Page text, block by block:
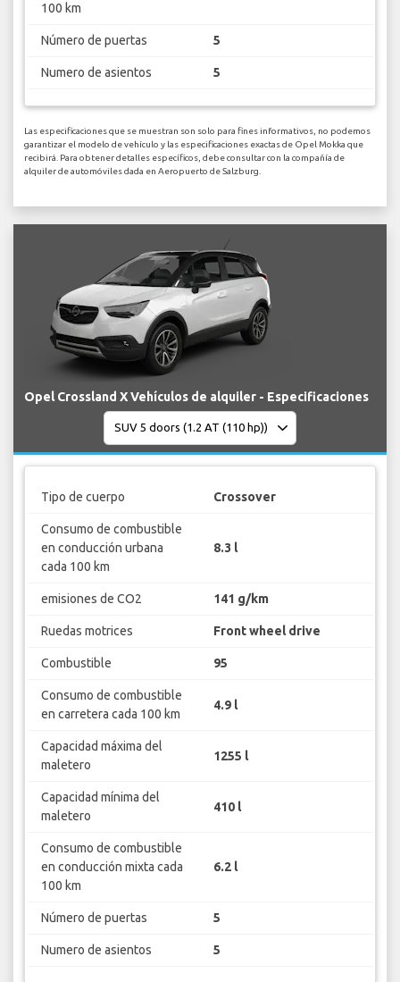
100 km
Número de puertas 5
Numero de asientos 5
Las especificaciones que se muestran son solo para fines informativos, no podemos
garantizar el modelo de vehículo y las especificaciones exactas de Opel Mokka que
recibirá. Para obtener detalles específicos, debe consultar con la compañía de
alquiler de automóviles dada en Aeropuerto de Salzburg.
Opel Crossland X Vehículos de alquiler - Especificaciones
Tipo de cuerpo Crossover
Consumo de combustible
en conducción urbana
cada 100 km
8.3 l
emisiones de CO2 141 g/km
Ruedas motrices Front wheel drive
Combustible 95
Consumo de combustible
en carretera cada 100 km
4.9 l
Capacidad máxima del
maletero
1255 l
Capacidad mínima del
maletero
410 l
Consumo de combustible
en conducción mixta cada
100 km
6.2 l
Número de puertas 5
Numero de asientos 5